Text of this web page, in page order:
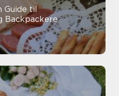
Guide til
Backpackere